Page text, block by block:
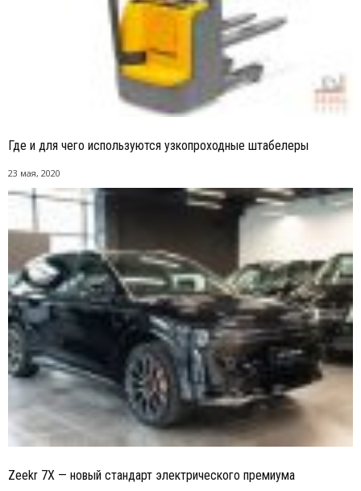
Где и для чего используются узкопроходные штабелеры
23 мая, 2020
Zeekr 7X — новый стандарт электрического премиума